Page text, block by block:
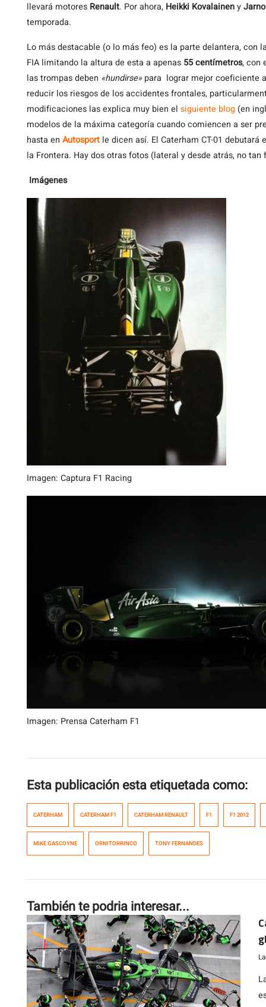
llevará motores Renault. Por ahora, Heikki Kovalaineny
temporada.
Lo más destacable (o lo más feo) es la parte delantera, con
FIA limitando la altura de esta a apenas 55 centímetros, con
las trompas deben «hundirse» para lograr mejor coeficiente
reducir los riesgos de los accidentes frontales,
modificaciones las explica muy bien el siguiente blog (en
modelos de la máxima categoría cuando comiencen a ser
hasta en Autosport le dicen así. El Caterham CT-01
la Frontera. Hay dos otras fotos (lateral y desde atrás, no
Imágenes
Imagen: Captura F1 Racing
Imagen: Prensa Caterham F1
Esta publicación esta etiquetada como:
CATERHAM CATERHAM F1 CATERHAM RENAULT F1 F1 2012
MIKE GASCOYNE ORNITORRINCO TONY FERNANDES
También te podria interesar...